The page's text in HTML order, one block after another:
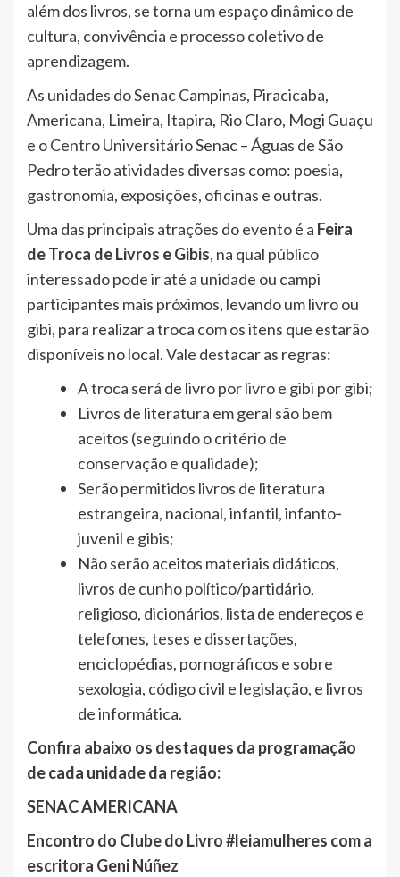
além dos livros, se torna um espaço dinâmico de
cultura, convivência e processo coletivo de
aprendizagem.
As unidades do Senac Campinas, Piracicaba,
Americana, Limeira, Itapira, Rio Claro, Mogi Guaçu
e o Centro Universitário Senac – Águas de São
Pedro terão atividades diversas como: poesia,
gastronomia, exposições, oficinas e outras.
Uma das principais atrações do evento é a Feira
de Troca de Livros e Gibis, na qual público
interessado pode ir até a unidade ou campi
participantes mais próximos, levando um livro ou
gibi, para realizar a troca com os itens que estarão
disponíveis no local. Vale destacar as regras:
A troca será de livro por livro e gibi por gibi;
Livros de literatura em geral são bem
aceitos (seguindo o critério de
conservação e qualidade);
Serão permitidos livros de literatura
estrangeira, nacional, infantil, infanto‐
juvenil e gibis;
Não serão aceitos materiais didáticos,
livros de cunho político/partidário,
religioso, dicionários, lista de endereços e
telefones, teses e dissertações,
enciclopédias, pornográficos e sobre
sexologia, código civil e legislação, e livros
de informática.
Confira abaixo os destaques da programação
de cada unidade da região:
SENAC AMERICANA
Encontro do Clube do Livro #leiamulheres com a
escritora Geni Núñez